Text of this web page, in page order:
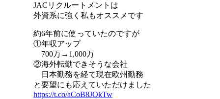
JACリクルートメントは
外資系に強く私もオススメです
約6年前に使っていたのですが
①年収アップ
700万→1,000万
②海外転勤できそうな会社
日本勤務を経て現在欧州勤務
と要望にも応えていただけました
https://t.co/aCoB8JOkTw